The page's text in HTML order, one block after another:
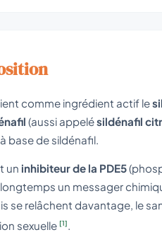
comme ingrédient actif le
(aussi appelésildénafil
base de sildénafil.
un inhibiteur de la PDE5
un messager
se relâchent davantage, le
sexuelle [1]